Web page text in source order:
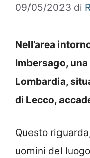
09/05/2023 di
Nell’area
Imbersago,
Lombardia,
di Lecco,
Questo
uomini del